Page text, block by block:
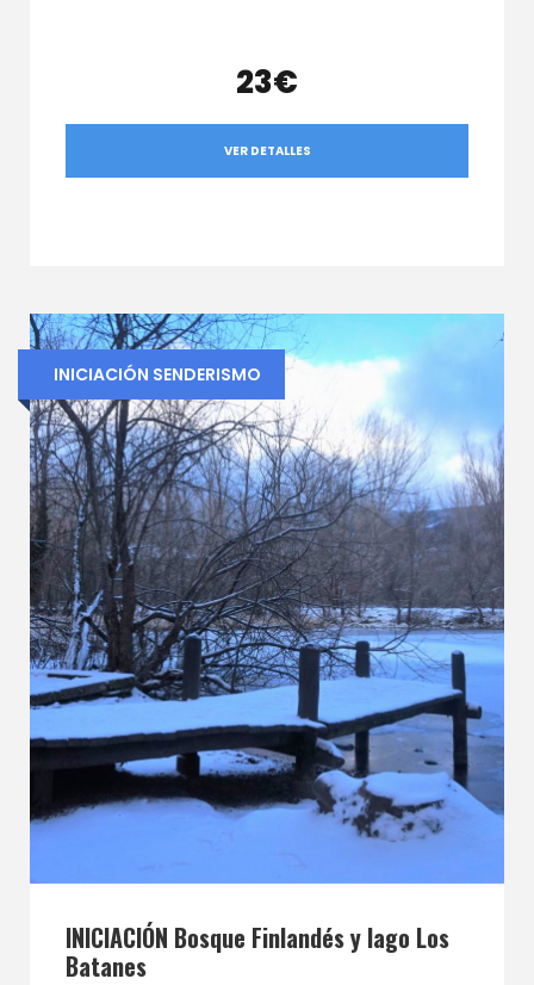
23€
VER DETALLES
INICIACIÓN SENDERISMO
INICIACIÓN Bosque Finlandés y lago Los
Batanes